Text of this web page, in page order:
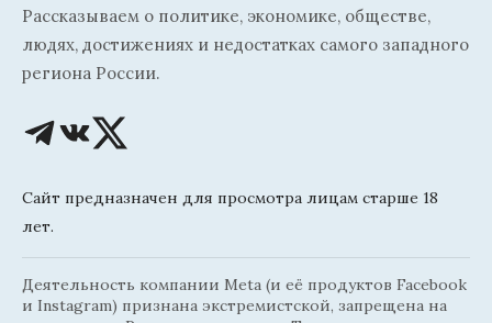
Рассказываем о политике, экономике, обществе,
людях, достижениях и недостатках самого западного
региона России.
Сайт предназначен для просмотра лицам старше 18
лет.
Деятельность компании Meta (и её продуктов Facebook
и Instagram) признана экстремистской, запрещена на